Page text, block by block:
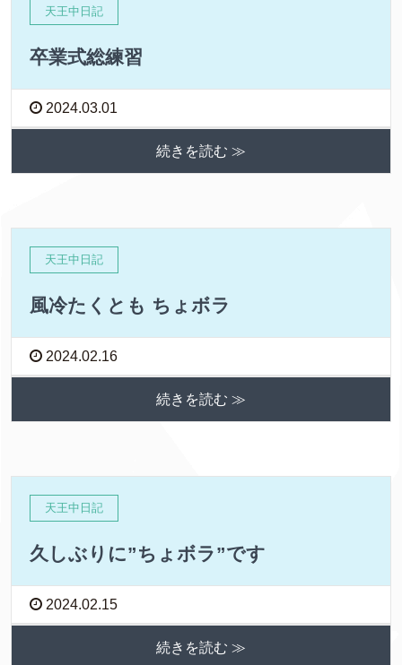
天王中日記
卒業式総練習
2024.03.01
続きを読む ≫
天王中日記
風冷たくとも ちょボラ
2024.02.16
続きを読む ≫
天王中日記
久しぶりに”ちょボラ”です
2024.02.15
続きを読む ≫